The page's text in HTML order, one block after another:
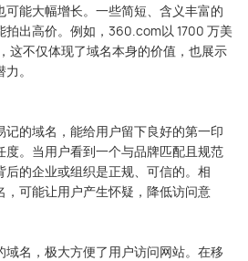
能大幅增长。一些简短、含义丰富的
拍出高价。例如，360.com以 1700 万美
这不仅体现了域名本身的价值，也展示
。
的域名，能给用户留下良好的第一印
度。当用户看到一个与品牌匹配且规范
后的企业或组织是正规、可信的。相
，可能让用户产生怀疑，降低访问意
名，极大方便了用户访问网站。在移